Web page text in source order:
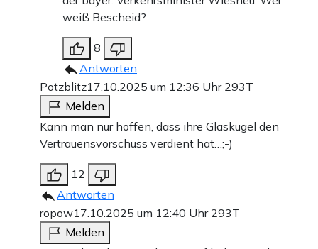
weiß Bescheid?
8
Antworten
Potzblitz17.10.2025 um 12:36 Uhr 293T
Melden
Kann man nur hoffen, dass ihre Glaskugel den
Vertrauensvorschuss verdient hat…;-)
12
Antworten
ropow17.10.2025 um 12:40 Uhr 293T
Melden